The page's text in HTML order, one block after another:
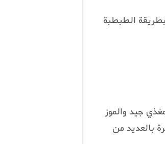
الطبطبة
جيد والموز
بالعديد من